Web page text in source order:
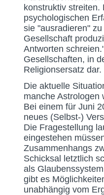
konstruktiv streiten.
psychologischen
sie "ausradieren"
Gesellschaft
Antworten
Gesellschaften, in
Religionsersatz dar.
Die aktuelle
manche Astrologen
Bei einem für Juni
neues (Selbst-)
Die Fragestellung
eingestehen
Zusammenhangs
Schicksal letztlich
als
gibt es
unabhängig vom